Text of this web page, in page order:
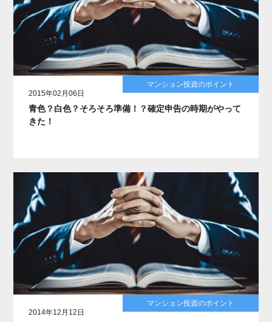
マンション投資のポイント
2015年02月06日
青色？白色？そろそろ準備！？確定申告の時期がやって
きた！
マンション投資のポイント
2014年12月12日